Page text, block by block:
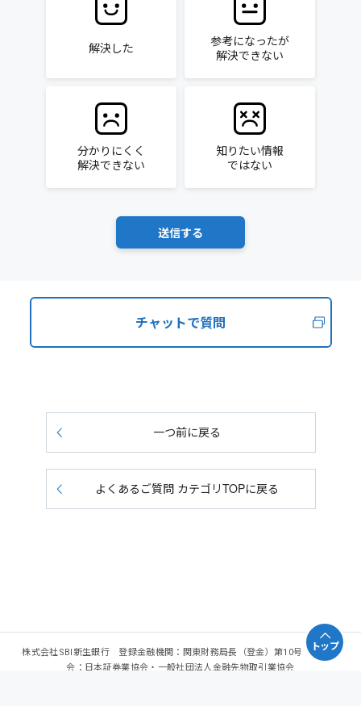
解決した
参考になったが
解決できない
分かりにくく
解決できない
知りたい情報
ではない
チャットで質問
一つ前に戻る
よくあるご質問 カテゴリTOPに戻る
株式会社SBI新生銀行 登録金融機関：関東財務局長（登金）第10号 加入協
会：日本証券業協会・一般社団法人金融先物取引業協会
トップ